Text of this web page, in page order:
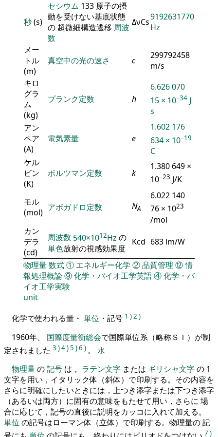
秒(s)
セシウム 133 原子の摂
動を受けない基底状態
の 超微細構造遷移 周波
数
ΔνCs9192631770
Hz
メー
トル
(m)
真空中の光の速さ c
299792458
m/s
キロ
グラ
ム
(kg)
プランク定数 h
6.626 070
15 × 10−34 J
s
アン
ペア
(A)
電気素量 e
1.602 176
634 × 10−19
C
ケル
ビン
(K)
ボルツマン定数 k
1.380 649 ×
10−23 J/K
モル
(mol) アボガドロ定数 NA
6.022 140
76 × 1023
/mol
カン
デラ
(cd)
周波数 540×1012Hz の
単色放射の視感効果度
Kcd 683 lm/W
物理量数式① エネルギー化学 ②品質管理 ⑫情
報処理概論⑨化学・バイオ工学英語④化学・バ
イオ工学実験
unit
化学で使われる量・ 単位 ・記号 1 ) 2 )
1960年、 国際度量衡総会で国際単位系（略称ＳＩ）が制
定されました 3 )4)5 )6 ) 。 水
物理量の記号 は， ラテン文字 または ギリシャ文字の 1
文字を用い，イタリック体（斜体）で印刷する。その内容を
さらに明確にしたいときには，上つき添字または下つき添字
（あるいは両方）に固有の意味をもたせて用い，さらに 場
合に応じて，記号の直後に説明をカッコに入れて加える。
単位 の記号はローマン体（立体）で印刷する。物理量の 記
7 )